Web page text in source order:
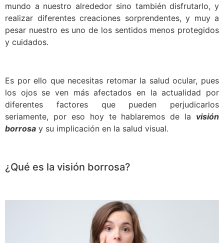
mundo a nuestro alrededor sino también disfrutarlo, y
realizar diferentes creaciones sorprendentes, y muy a
pesar nuestro es uno de los sentidos menos protegidos
y cuidados.
Es por ello que necesitas retomar la salud ocular, pues
los ojos se ven más afectados en la actualidad por
diferentes factores que pueden perjudicarlos
seriamente, por eso hoy te hablaremos de la visión
borrosa y su implicación en la salud visual.
¿Qué es la visión borrosa?